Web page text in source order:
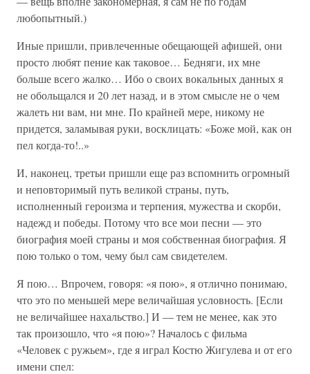
любопытный.)
Иные пришли, привлеченные обещающей афишей, они
просто любят пение как таковое… Бедняги, их мне
больше всего жалко… Ибо о своих вокальных данных я
не обольщался и 20 лет назад, и в этом смысле не о чем
жалеть ни вам, ни мне. По крайней мере, никому не
придется, заламывая руки, восклицать: «Боже мой, как он
пел когда-то!..»
И, наконец, третьи пришли еще раз вспомнить огромный
и неповторимый путь великой страны, путь,
исполненный героизма и терпения, мужества и скорби,
надежд и победы. Потому что все мои песни — это
биография моей страны и моя собственная биография. Я
пою только о том, чему был сам свидетелем.
Я пою… Впрочем, говоря: «я пою», я отлично понимаю,
что это по меньшей мере величайшая условность. [Если
не величайшее нахальство.] И — тем не менее, как это
так произошло, что «я пою»? Началось с фильма
«Человек с ружьем», где я играл Костю Жигулева и от его
имени спел: